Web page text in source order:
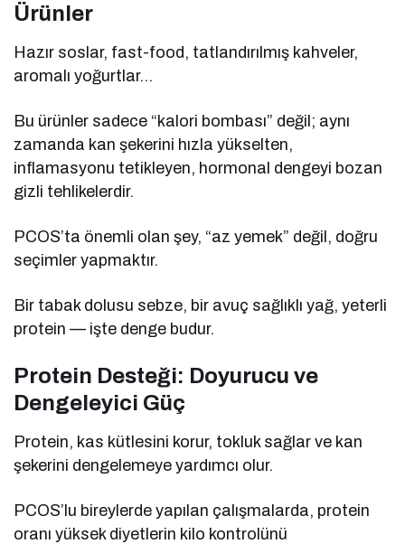
Ürünler
Hazır soslar, fast-food, tatlandırılmış kahveler,
aromalı yoğurtlar…
Bu ürünler sadece “kalori bombası” değil; aynı
zamanda kan şekerini hızla yükselten,
inflamasyonu tetikleyen, hormonal dengeyi bozan
gizli tehlikelerdir.
PCOS’ta önemli olan şey, “az yemek” değil, doğru
seçimler yapmaktır.
Bir tabak dolusu sebze, bir avuç sağlıklı yağ, yeterli
protein — işte denge budur.
Protein Desteği: Doyurucu ve
Dengeleyici Güç
Protein, kas kütlesini korur, tokluk sağlar ve kan
şekerini dengelemeye yardımcı olur.
PCOS’lu bireylerde yapılan çalışmalarda, protein
oranı yüksek diyetlerin kilo kontrolünü